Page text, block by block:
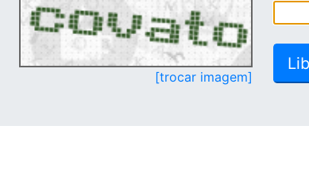
[trocar imagem]